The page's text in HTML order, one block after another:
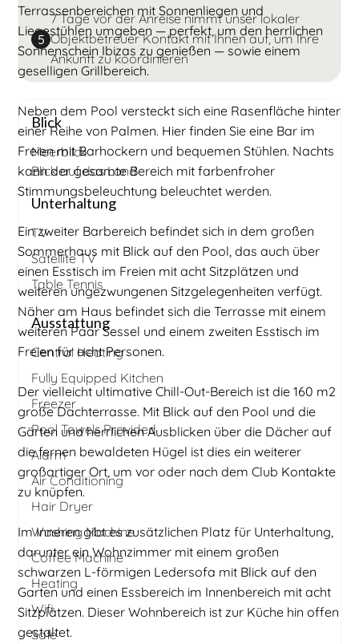
Terrassenbereichen mit Sonnenliegen und
Liegestühlen umgeben — perfekt, um den herrlichen
Sonnenschein Ibizas zu genießen — sowie einem
geselligen Grillbereich.
Neben dem Pool versteckt sich eine Rasenfläche hinter
einer Reihe von Palmen. Hier finden Sie eine Bar im
Freien mit Barhockern und bequemen Stühlen. Nachts
kann der gesamte Bereich mit farbenfroher
Stimmungsbeleuchtung beleuchtet werden.
Ein zweiter Barbereich befindet sich in dem großen
Sommerhaus mit Blick auf den Pool, das auch über
einen Esstisch im Freien mit acht Sitzplätzen und
weiteren ungezwungenen Sitzgelegenheiten verfügt.
Näher am Haus befindet sich die Terrasse mit einem
weiteren Paar Sessel und einem zweiten Esstisch im
Freien für acht Personen.
Der vielleicht ultimative Chill-Out-Bereich ist die 160 m2
große Dachterrasse. Mit Blick auf den Pool und die
Gärten und herrlichen Ausblicken über die Dächer auf
die fernen bewaldeten Hügel ist dies ein weiterer
großartiger Ort, um vor oder nach dem Club Kontakte
zu knüpfen.
Im Inneren gibt es zusätzlichen Platz für Unterhaltung,
darunter ein Wohnzimmer mit einem großen
schwarzen L-förmigen Ledersofa mit Blick auf den
Garten und einen Essbereich im Innenbereich mit acht
Sitzplätzen. Dieser Wohnbereich ist zur Küche hin offen
gestaltet.
5
7 Tage vor der Anreise nimmt unser lokaler
Objektbetreuer Kontakt mit Ihnen auf, um Ihre
Ankunft zu koordinieren
Blick
Meerblick
Blick auf das Land
Unterhaltung
TV
Satellite TV
Table Tennis
Ausstattung
Central Heating
Fully Equipped Kitchen
Freezer
Pool Towels Provided
Alarm
Air Conditioning
Hair Dryer
Washing Machine
Coffee Machine
Heating
Wifi
Safe